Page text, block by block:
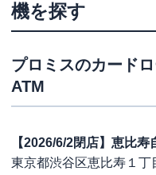
機を探す
プロミスのカード
ATM
【2026/6/2閉店】恵比
東京都渋谷区恵比寿１